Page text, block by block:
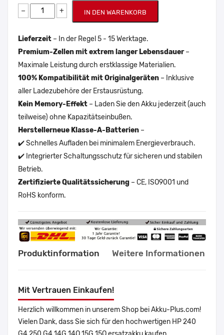
− + IN DEN WARENKORB
Lieferzeit – In der Regel 5 - 15 Werktage.
Premium-Zellen mit extrem langer Lebensdauer–
Maximale Leistung durch erstklassige Materialien.
100% Kompatibilität mit Originalgeräten – Inklusive
aller Ladezubehöre der Erstausrüstung.
Kein Memory-Effekt – Laden Sie den Akku jederzeit (auch
teilweise) ohne Kapazitätseinbußen.
Herstellerneue Klasse-A-Batterien –
✔️ Schnelles Aufladen bei minimalem Energieverbrauch.
✔️ Integrierter Schaltungsschutz für sicheren und stabilen
Betrieb.
Zertifizierte Qualitätssicherung – CE, ISO9001 und
RoHS konform.
Produktinformation Weitere Informationen
Mit Vertrauen Einkaufen!
Herzlich willkommen in unserem Shop bei Akku-Plus.com!
Vielen Dank, dass Sie sich für den hochwertigen HP 240